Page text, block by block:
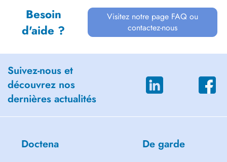
Besoin
d'aide ?
Visitez notre page FAQ ou
contactez-nous
Suivez-nous et
découvrez nos
dernières actualités
Doctena De garde